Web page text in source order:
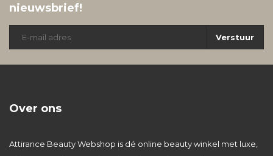
nieuwsbrief!
Verstuur
Over ons
Attirance Beauty Webshop is dé online beauty winkel met luxe,